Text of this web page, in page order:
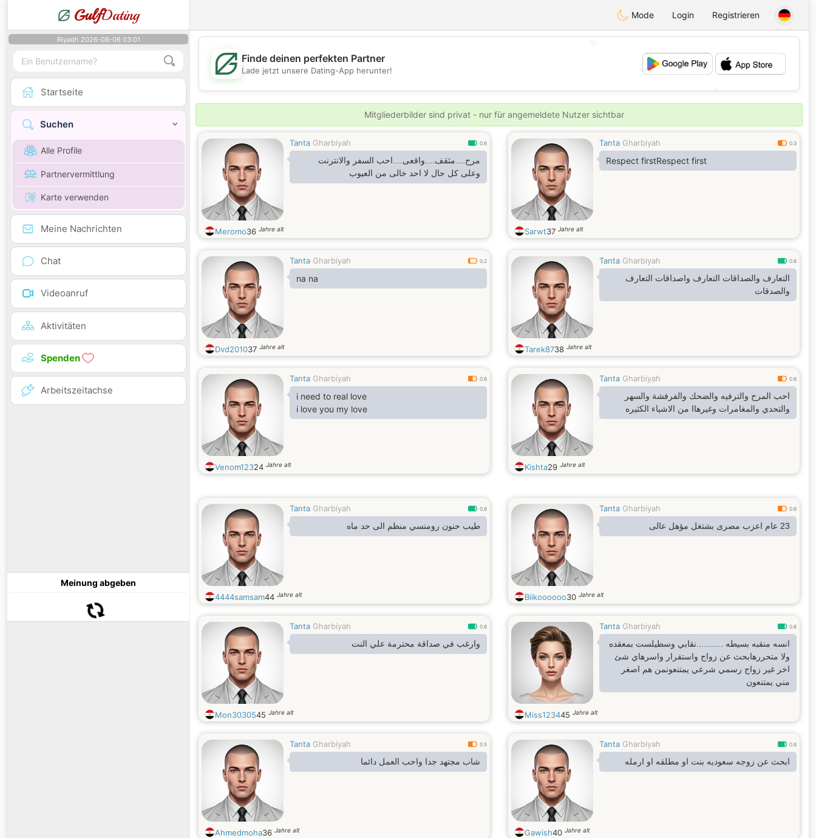
GulfDating Mode Login Registrieren
Riyadh 2026-08-06 03:01
Startseite
Suchen
Alle Profile
Partnervermittlung
Karte verwenden
Meine Nachrichten
Chat
Videoanruf
Aktivitäten
Spenden
Arbeitszeitachse
Meinung abgeben
💖
💕
Finde deinen perfekten Partner
Lade jetzt unsere Dating-App herunter!
Mitgliederbilder sind privat - nur für angemeldete Nutzer sichtbar
Tanta Gharbiyah 0.8
مرح....مثقف....واقعى....احب السفر والانترنت
وعلى كل حال لا احد خالى من العيوب
Meromo36 Jahre alt
Tanta Gharbiyah 0.3
Respect firstRespect first
Sarwt37 Jahre alt
Tanta Gharbiyah 0.2
na na
Dvd201037 Jahre alt
Tanta Gharbiyah 0.8
التعارف والصداقات التعارف واصداقات التعارف
والصدقات
Tarek8738 Jahre alt
Tanta Gharbiyah 0.6
i need to real love
i love you my love
Venom12324 Jahre alt
Tanta Gharbiyah 0.6
احب المرح والترفيه والضحك والفرفشة والسهر
والتحدي والمغامرات وغيرهاا من الاشياء الكثيره
Kishta29 Jahre alt
Tanta Gharbiyah 0.8
طيب حنون رومنسي منظم الى حد ماه
4444samsam44 Jahre alt
Tanta Gharbiyah 0.6
23 عام اعزب مصرى بشتغل مؤهل عالى
Biikoooooo30 Jahre alt
Tanta Gharbiyah 0.8
وارغب في صداقة محترمة علي النت
Mon3030545 Jahre alt
Tanta Gharbiyah 0.8
انسه منقبه بسيطه ...........نقابي وسطيلست بمعقده
ولا متحررهابحث عن زواج واستقرار واسرهاي شئ
اخر غير زواج رسمي شرعي يمتنعونمن هم اصغر
مني يمتنعون
Miss123445 Jahre alt
Tanta Gharbiyah 0.5
شاب مجتهد جدا واحب العمل دائما
Ahmedmoha36 Jahre alt
Tanta Gharbiyah 0.8
ابحث عن زوجه سعوديه بنت او مطلقه او ارمله
Gawish40 Jahre alt